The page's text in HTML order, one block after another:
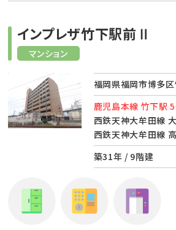
マンション
インプレザ竹下駅前Ⅱ
福岡県福岡市博多区
鹿児島本線 竹下駅
西鉄天神大牟田線
西鉄天神大牟田線
築31年 / 9階建